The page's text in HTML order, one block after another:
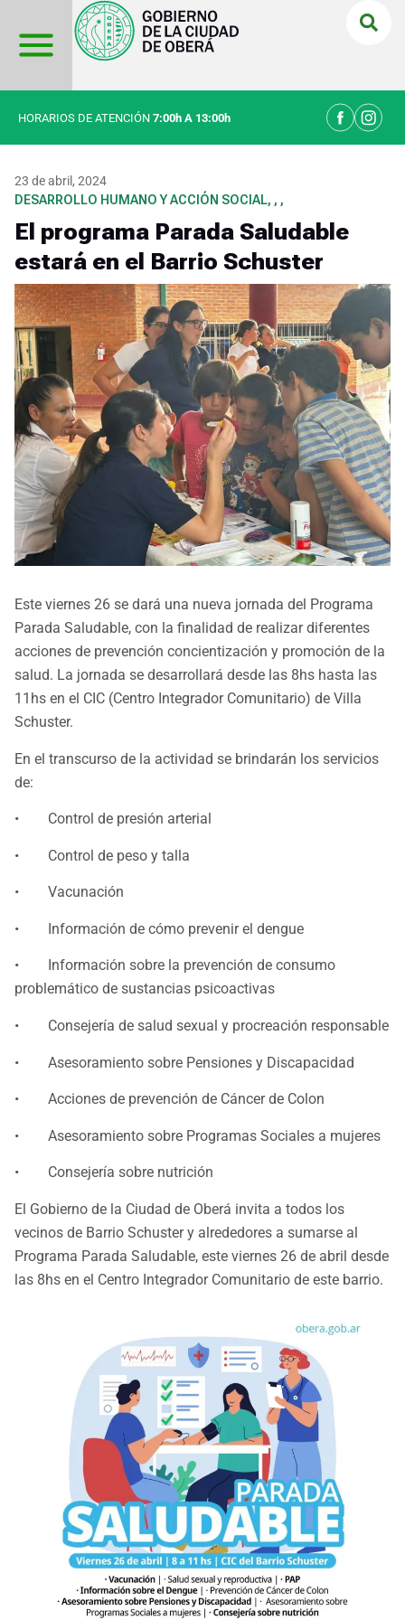
contenido
HORARIOS DE ATENCIÓN 7:00h A 13:00h
23 de abril, 2024
DESARROLLO HUMANO Y ACCIÓN SOCIAL, , ,
El programa Parada Saludable
estará en el Barrio Schuster
Este viernes 26 se dará una nueva jornada del Programa
Parada Saludable, con la finalidad de realizar diferentes
acciones de prevención concientización y promoción de la
salud. La jornada se desarrollará desde las 8hs hasta las
11hs en el CIC (Centro Integrador Comunitario) de Villa
Schuster.
En el transcurso de la actividad se brindarán los servicios
de:
• Control de presión arterial
• Control de peso y talla
• Vacunación
• Información de cómo prevenir el dengue
• Información sobre la prevención de consumo
problemático de sustancias psicoactivas
• Consejería de salud sexual y procreación responsable
• Asesoramiento sobre Pensiones y Discapacidad
• Acciones de prevención de Cáncer de Colon
• Asesoramiento sobre Programas Sociales a mujeres
• Consejería sobre nutrición
El Gobierno de la Ciudad de Oberá invita a todos los
vecinos de Barrio Schuster y alrededores a sumarse al
Programa Parada Saludable, este viernes 26 de abril desde
las 8hs en el Centro Integrador Comunitario de este barrio.